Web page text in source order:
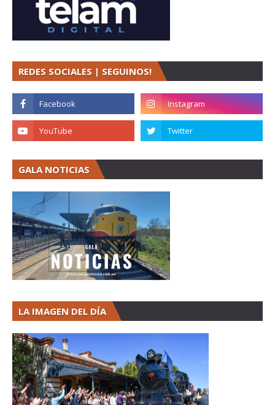
REDES SOCIALES | SEGUINOS!
GALA NOTICIAS
LA IMAGEN DEL DÍA